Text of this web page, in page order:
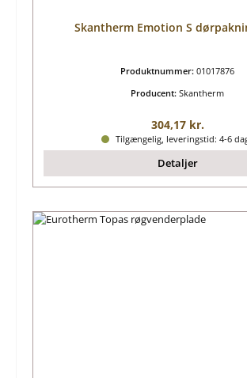
Skantherm Emotion S
Produktnummer: 01017876
Producent: Skantherm
Almindelig pris:
304,17 kr.
Tilgængelig, leveringstid: 4-6
Detaljer